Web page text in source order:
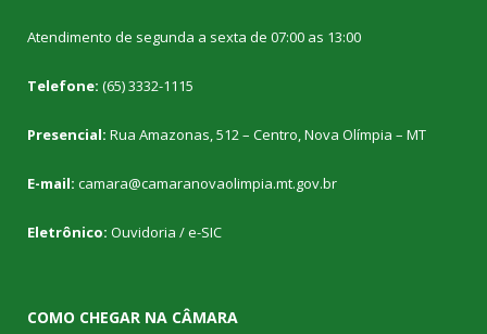
Atendimento de segunda a sexta de 07:00 as 13:00
Telefone: (65) 3332-1115
Presencial: Rua Amazonas, 512 – Centro, Nova Olímpia – MT
E-mail: camara@camaranovaolimpia.mt.gov.br
Eletrônico: Ouvidoria /e-SIC
COMO CHEGAR NA CÂMARA